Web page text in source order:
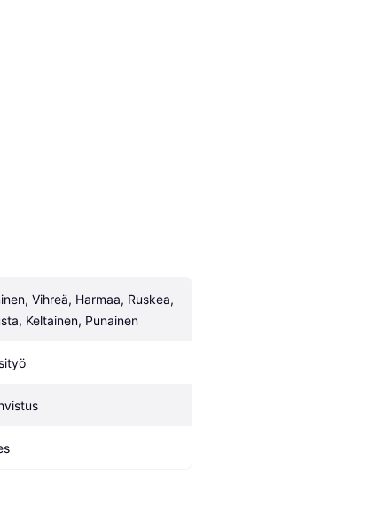
Vihreä, Harmaa, Ruskea,
Keltainen, Punainen